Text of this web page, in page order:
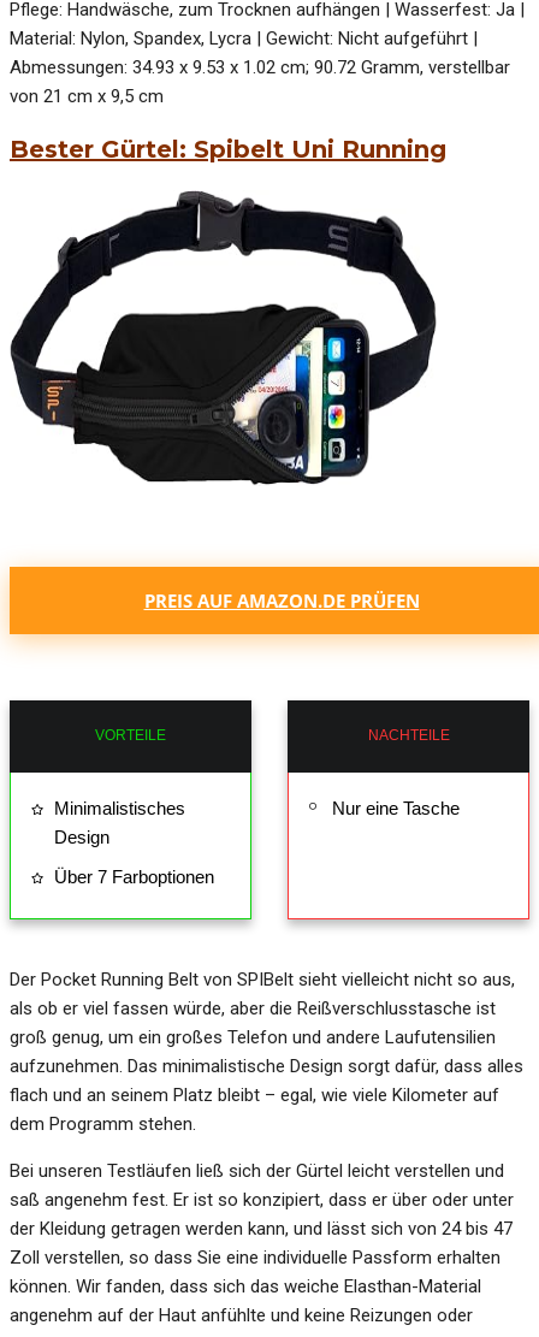
Pflege: Handwäsche, zum Trocknen aufhängen | Wasserfest: Ja |
Material: Nylon, Spandex, Lycra | Gewicht: Nicht aufgeführt |
Abmessungen: 34.93 x 9.53 x 1.02 cm; 90.72 Gramm, verstellbar
von 21 cm x 9,5 cm
Bester Gürtel: Spibelt Uni Running
PREIS AUF AMAZON.DE PRÜFEN
VORTEILE
Minimalistisches
Design
Über 7 Farboptionen
NACHTEILE
Nur eine Tasche
Der Pocket Running Belt von SPIBelt sieht vielleicht nicht so aus,
als ob er viel fassen würde, aber die Reißverschlusstasche ist
groß genug, um ein großes Telefon und andere Laufutensilien
aufzunehmen. Das minimalistische Design sorgt dafür, dass alles
flach und an seinem Platz bleibt – egal, wie viele Kilometer auf
dem Programm stehen.
Bei unseren Testläufen ließ sich der Gürtel leicht verstellen und
saß angenehm fest. Er ist so konzipiert, dass er über oder unter
der Kleidung getragen werden kann, und lässt sich von 24 bis 47
Zoll verstellen, so dass Sie eine individuelle Passform erhalten
können. Wir fanden, dass sich das weiche Elasthan-Material
angenehm auf der Haut anfühlte und keine Reizungen oder